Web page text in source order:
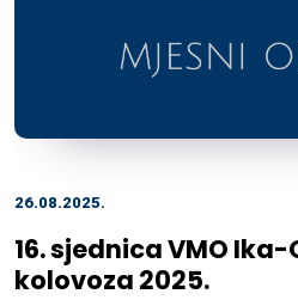
26.08.2025.
16. sjednica VMO Ika-
kolovoza 2025.